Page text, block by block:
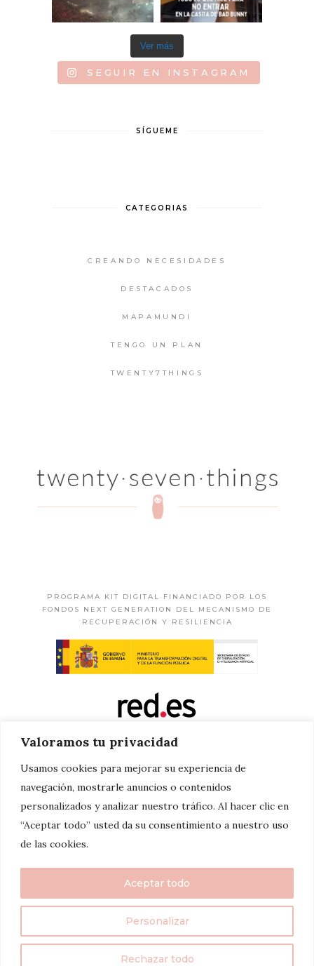
Valoramos tu privacidad
Usamos cookies para mejorar su experiencia de
navegación, mostrarle anuncios o contenidos
personalizados y analizar nuestro tráfico. Al hacer clic en
“Aceptar todo” usted da su consentimiento a nuestro uso
de las cookies.
Personalizar
Rechazar todo
Aceptar todo
Ver más
SEGUIR EN INSTAGRAM
SÍGUEME
CATEGORIAS
CREANDO NECESIDADES
DESTACADOS
MAPAMUNDI
TENGO UN PLAN
TWENTY7THINGS
PROGRAMA KIT DIGITAL FINANCIADO POR LOS
FONDOS NEXT GENERATION DEL MECANISMO DE
RECUPERACIÓN Y RESILIENCIA